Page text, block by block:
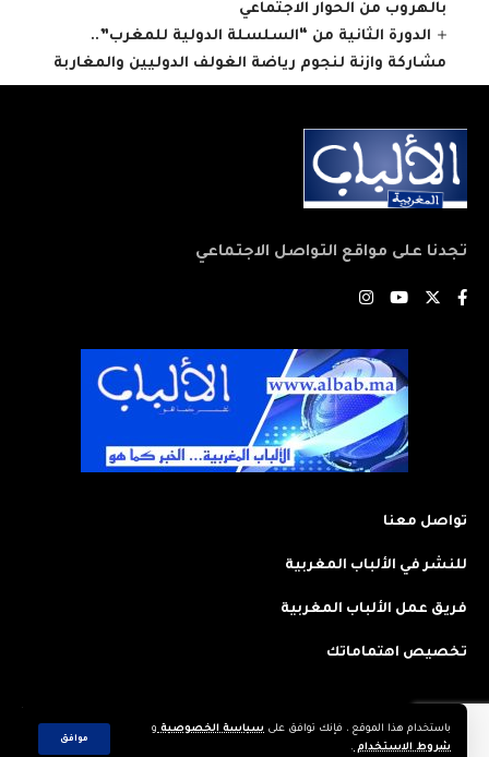
باستخدام هذا الموقع ، فإنك توافق على سياسة الخصوصية و
شروط الاستخدام .
موافق
بالهروب من الحوار الاجتماعي
الدورة الثانية من “السلسلة الدولية للمغرب”..
مشاركة وازنة لنجوم رياضة الغولف الدوليين والمغاربة
تجدنا على مواقع التواصل الاجتماعي
تواصل معنا
للنشر في الألباب المغربية
فريق عمل الألباب المغربية
تخصيص اهتماماتك
2023 © جميع الحقوق محفوظة لجريدة: الألباب المغربية. تم تصميمه وتطويره